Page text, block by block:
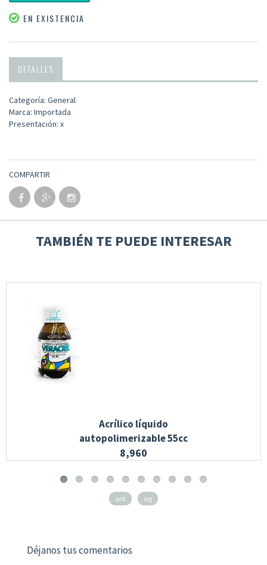
EN EXISTENCIA
DETALLES
Categoría: General
Marca: Importada
Presentación: x
COMPARTIR
TAMBIÉN TE PUEDE INTERESAR
Acrílico líquido
autopolimerizable 55cc
8,960
ant sig
Déjanos tus comentarios